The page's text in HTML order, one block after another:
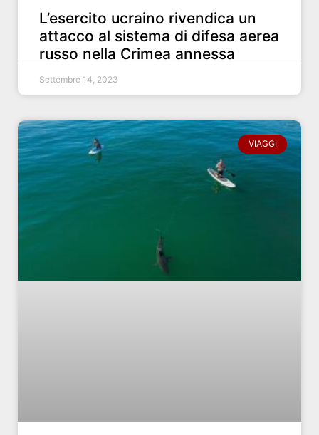
L’esercito ucraino rivendica un
attacco al sistema di difesa aerea
russo nella Crimea annessa
Settembre 14, 2023
VIAGGI